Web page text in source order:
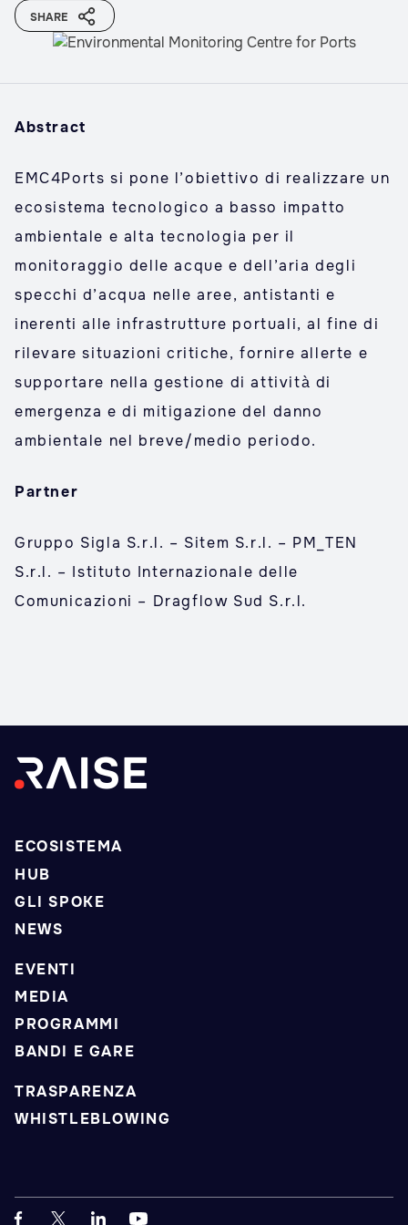
SHARE
Abstract
EMC4Ports si pone l’obiettivo di realizzare un
ecosistema tecnologico a basso impatto
ambientale e alta tecnologia per il
monitoraggio delle acque e dell’aria degli
specchi d’acqua nelle aree, antistanti e
inerenti alle infrastrutture portuali, al fine di
rilevare situazioni critiche, fornire allerte e
supportare nella gestione di attività di
emergenza e di mitigazione del danno
ambientale nel breve/medio periodo.
Partner
Gruppo Sigla S.r.l. – Sitem S.r.l. – PM_TEN
S.r.l. – Istituto Internazionale delle
Comunicazioni – Dragflow Sud S.r.l.
ECOSISTEMA
HUB
GLI SPOKE
NEWS
EVENTI
MEDIA
PROGRAMMI
BANDI E GARE
TRASPARENZA
WHISTLEBLOWING